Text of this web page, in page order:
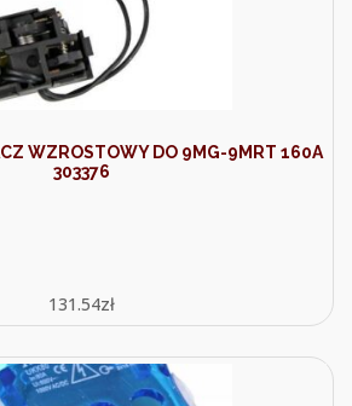
WZROSTOWY DO 9MG-9MRT 160A
303376
131.54zł